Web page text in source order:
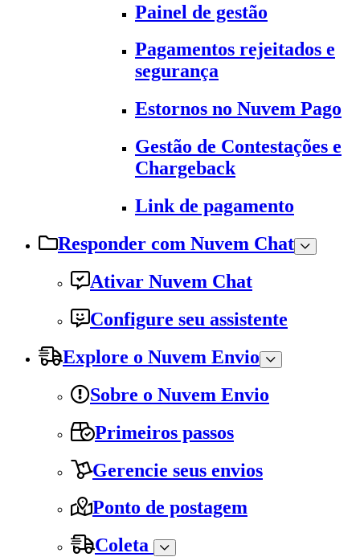
Painel de gestão
Pagamentos rejeitados e
segurança
Estornos no Nuvem Pago
Gestão de Contestações e
Chargeback
Link de pagamento
Responder com Nuvem Chat
Ativar Nuvem Chat
Configure seu assistente
Explore o Nuvem Envio
Sobre o Nuvem Envio
Primeiros passos
Gerencie seus envios
Ponto de postagem
Coleta